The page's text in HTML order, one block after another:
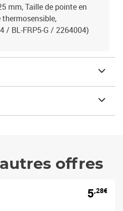
mm, Taille de pointe en
thermosensible,
/ BL-FRP5-G / 2264004)
offres
5,28€